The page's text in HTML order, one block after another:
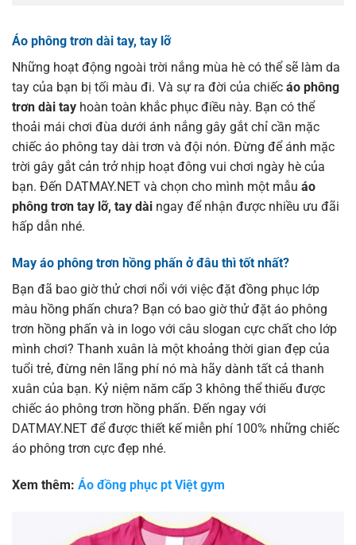
Áo phông trơn dài tay, tay lỡ
Những hoạt động ngoài trời nắng mùa hè có thể sẽ làm da
tay của bạn bị tối màu đi. Và sự ra đời của chiếc áo phông
trơn dài tay hoàn toàn khắc phục điều này. Bạn có thể
thoải mái chơi đùa dưới ánh nắng gây gắt chỉ cần mặc
chiếc áo phông tay dài trơn và đội nón. Đừng để ánh mặc
trời gây gắt cản trở nhịp hoạt đông vui chơi ngày hè của
bạn. Đến DATMAY.NET và chọn cho mình một mẫu áo
phông trơn tay lỡ, tay dài ngay để nhận được nhiều ưu đãi
hấp dẫn nhé.
May áo phông trơn hồng phấn ở đâu thì tốt nhất?
Bạn đã bao giờ thử chơi nổi với việc đặt đồng phục lớp
màu hồng phấn chưa? Bạn có bao giờ thử đặt áo phông
trơn hồng phấn và in logo với câu slogan cực chất cho lớp
mình chơi? Thanh xuân là một khoảng thời gian đẹp của
tuổi trẻ, đừng nên lãng phí nó mà hãy dành tất cả thanh
xuân của bạn. Kỷ niệm năm cấp 3 không thể thiếu được
chiếc áo phông trơn hồng phấn. Đến ngay với
DATMAY.NET để được thiết kế miễn phí 100% những chiếc
áo phông trơn cực đẹp nhé.
Xem thêm: Áo đồng phục pt Việt gym